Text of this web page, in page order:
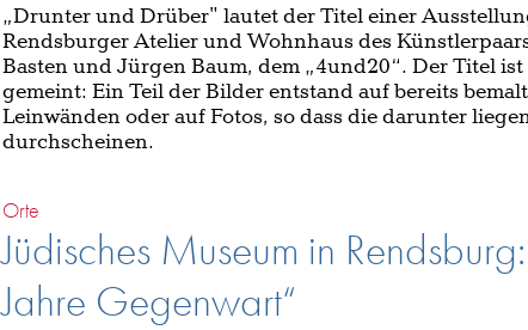
„Drunter und Drüber" lautet der Titel einer
Rendsburger Atelier und Wohnhaus des
Basten und Jürgen Baum, dem „4und20“. Der Titel
gemeint: Ein Teil der Bilder entstand auf bereits
Leinwänden oder auf Fotos, so dass die darunter
durchscheinen.
Orte
Jüdisches Museum in
Jahre Gegenwart“